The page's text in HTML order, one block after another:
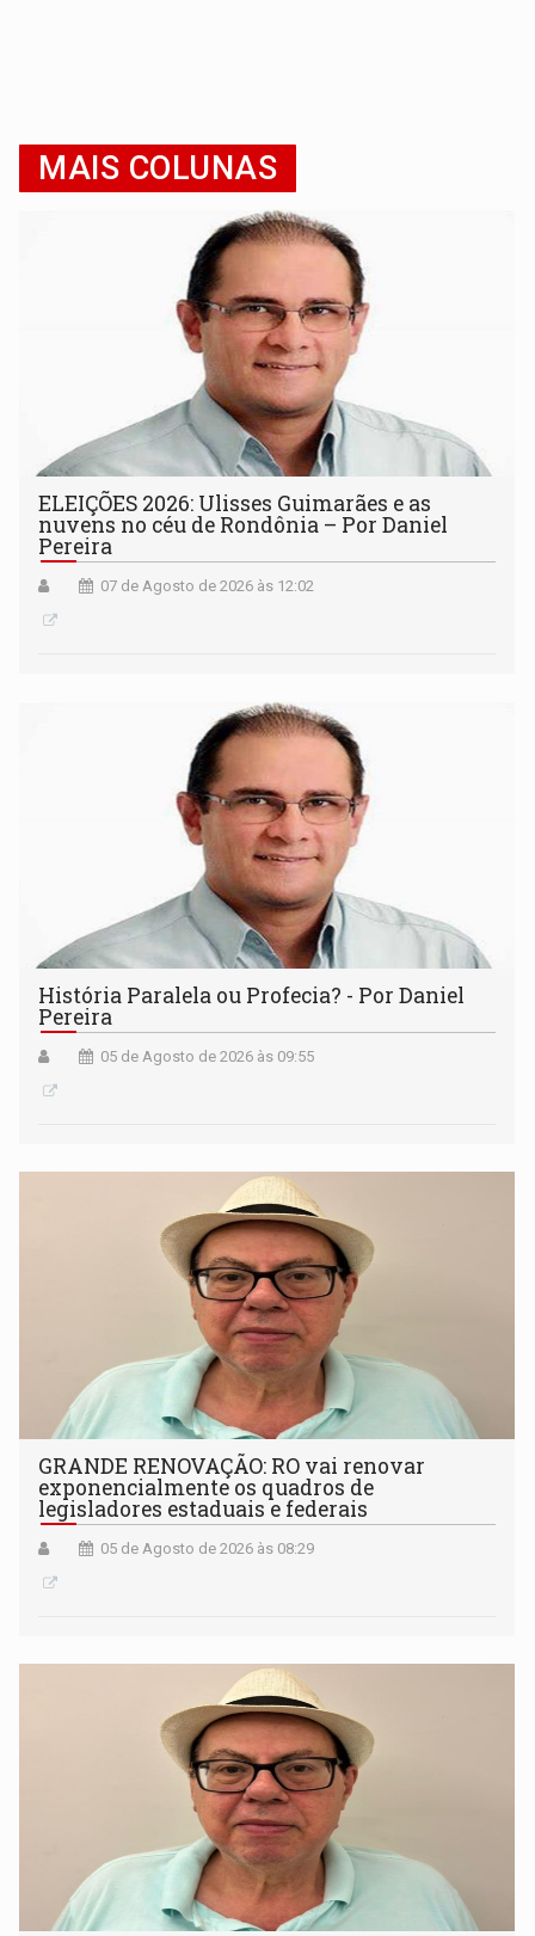
MAIS COLUNAS
ELEIÇÕES 2026: Ulisses Guimarães e as
nuvens no céu de Rondônia – Por Daniel
Pereira
07 de Agosto de 2026 às 12:02
História Paralela ou Profecia? - Por Daniel
Pereira
05 de Agosto de 2026 às 09:55
GRANDE RENOVAÇÃO: RO vai renovar
exponencialmente os quadros de
legisladores estaduais e federais
05 de Agosto de 2026 às 08:29